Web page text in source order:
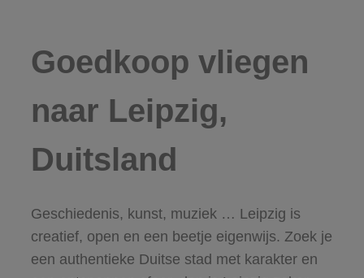
Goedkoop vliegen
naar Leipzig,
Duitsland
Geschiedenis, kunst, muziek … Leipzig is
creatief, open en een beetje eigenwijs. Zoek je
een authentieke Duitse stad met karakter en